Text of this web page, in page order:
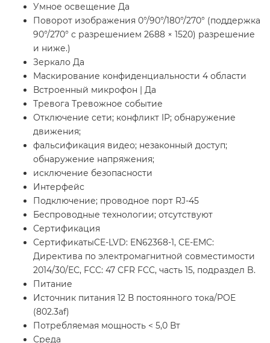
Умное освещение Да
Поворот изображения 0°/90°/180°/270° (поддержка
90°/270° с разрешением 2688 × 1520) разрешение
и ниже.)
Зеркало Да
Маскирование конфиденциальности 4 области
Встроенный микрофон | Да
Тревога Тревожное событие
Отключение сети; конфликт IP; обнаружение
движения;
фальсификация видео; незаконный доступ;
обнаружение напряжения;
исключение безопасности
Интерфейс
Подключение; проводное порт RJ-45
Беспроводные технологии; отсутствуют
Сертификация
СертификатыCE-LVD: EN62368-1, CE-EMC:
Директива по электромагнитной совместимости
2014/30/ЕС, FCC: 47 CFR FCC, часть 15, подраздел B.
Питание
Источник питания 12 В постоянного тока/POE
(802.3af)
Потребляемая мощность < 5,0 Вт
Среда